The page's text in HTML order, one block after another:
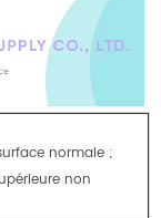
normale ;
non